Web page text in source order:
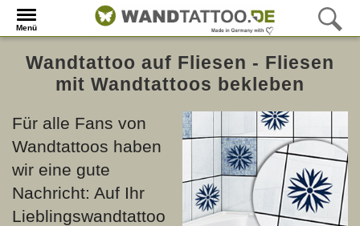
Menü
Wandtattoo auf Fliesen - Fliesen
mit Wandtattoos bekleben
Für alle Fans von
Wandtattoos haben
wir eine gute
Nachricht: Auf Ihr
Lieblingswandtattoo